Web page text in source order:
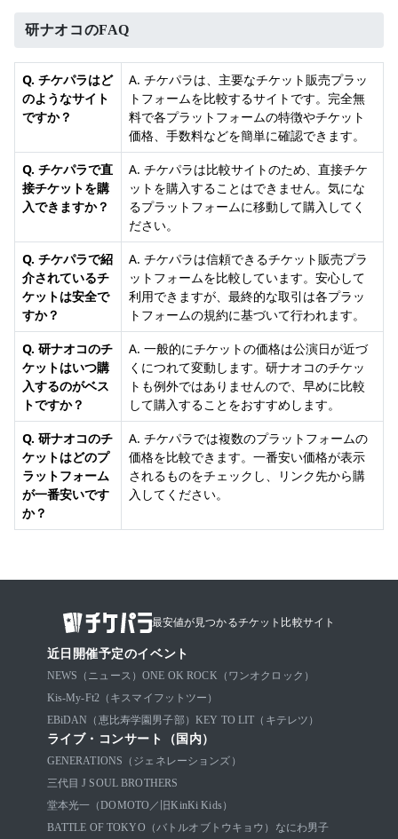
研ナオコのFAQ
Q. チケパラはど
のようなサイト
ですか？
A. チケパラは、主要なチケット販売プラッ
トフォームを比較するサイトです。完全無
料で各プラットフォームの特徴やチケット
価格、手数料などを簡単に確認できます。
Q. チケパラで直
接チケットを購
入できますか？
A. チケパラは比較サイトのため、直接チケ
ットを購入することはできません。気にな
るプラットフォームに移動して購入してく
ださい。
Q. チケパラで紹
介されているチ
ケットは安全で
すか？
A. チケパラは信頼できるチケット販売プラ
ットフォームを比較しています。安心して
利用できますが、最終的な取引は各プラッ
トフォームの規約に基づいて行われます。
Q. 研ナオコのチ
ケットはいつ購
入するのがベス
トですか？
A. 一般的にチケットの価格は公演日が近づ
くにつれて変動します。研ナオコのチケッ
トも例外ではありませんので、早めに比較
して購入することをおすすめします。
Q. 研ナオコのチ
ケットはどのプ
ラットフォーム
が一番安いです
か？
A. チケパラでは複数のプラットフォームの
価格を比較できます。一番安い価格が表示
されるものをチェックし、リンク先から購
入してください。
最安値が見つかるチケット比較サイト
近日開催予定のイベント
NEWS（ニュース） ONE OK ROCK（ワンオクロック）
Kis-My-Ft2（キスマイフットツー）
EBiDAN（恵比寿学園男子部） KEY TO LIT（キテレツ）
ライブ・コンサート（国内）
GENERATIONS（ジェネレーションズ）
三代目 J SOUL BROTHERS
堂本光一（DOMOTO／旧KinKi Kids）
BATTLE OF TOKYO（バトルオブトウキョウ）
なにわ男子